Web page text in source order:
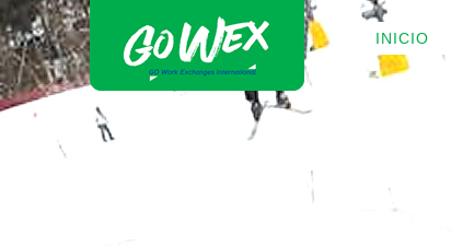
INICIO